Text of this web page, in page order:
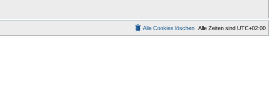
Alle Zeiten sind UTC+02:00
Alle Cookies löschen